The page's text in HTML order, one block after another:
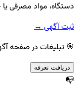
دستگاه، مواد مصرفی
ثبت آگهی →
🎯 تبلیغات در صفحه
دریافت تعرفه
📭